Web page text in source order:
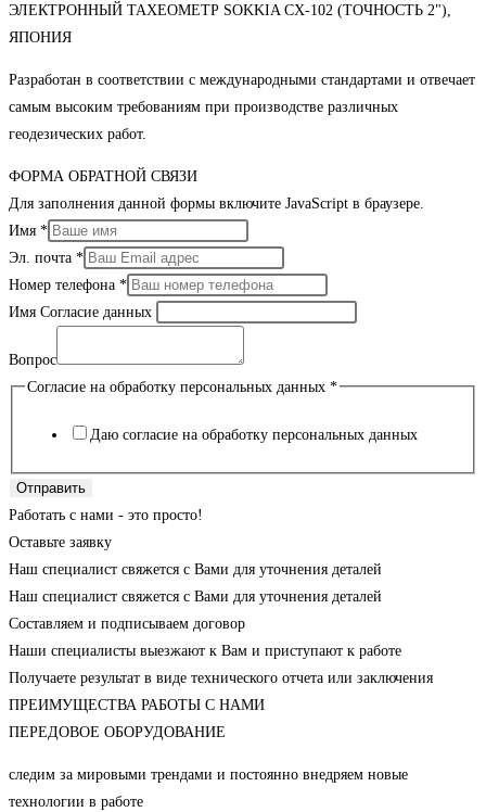
ЭЛЕКТРОННЫЙ ТАХЕОМЕТР SOKKIA CX-102 (ТОЧНОСТЬ 2"),
ЯПОНИЯ
Разработан в соответствии с международными стандартами и отвечает
самым высоким требованиям при производстве различных
геодезических работ.
ФОРМА ОБРАТНОЙ СВЯЗИ
Для заполнения данной формы включите JavaScript в браузере.
Имя *
Эл. почта *
Номер телефона *
Имя Согласие данных
Вопрос
Согласие на обработку персональных данных *
Даю согласие на обработку персональных данных
Отправить
Работать с нами - это просто!
Оставьте заявку
Наш специалист свяжется с Вами для уточнения деталей
Наш специалист свяжется с Вами для уточнения деталей
Составляем и подписываем договор
Наши специалисты выезжают к Вам и приступают к работе
Получаете результат в виде технического отчета или заключения
ПРЕИМУЩЕСТВА РАБОТЫ С НАМИ
ПЕРЕДОВОЕ ОБОРУДОВАНИЕ
следим за мировыми трендами и постоянно внедряем новые
технологии в работе